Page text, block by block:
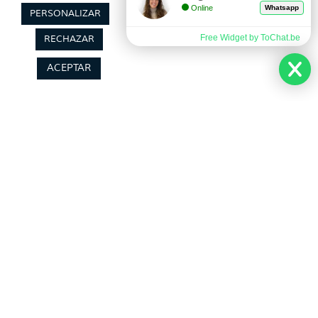
PERSONALIZAR
RECHAZAR
ACEPTAR
Online Whatsapp
Free Widget by ToChat.be